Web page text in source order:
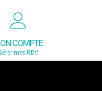
COMPTE
mes RDV